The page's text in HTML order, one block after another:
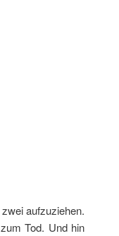
aufzuziehen.
Tod. Und hin